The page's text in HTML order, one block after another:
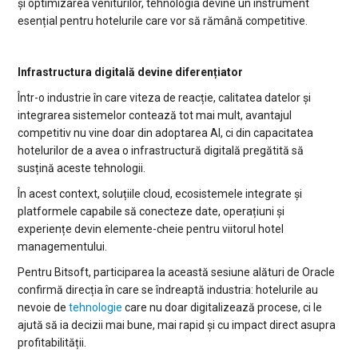
și optimizarea veniturilor, tehnologia devine un instrument
esențial pentru hotelurile care vor să rămână competitive.
Infrastructura digitală devine diferențiator
Într-o industrie în care viteza de reacție, calitatea datelor și
integrarea sistemelor contează tot mai mult, avantajul
competitiv nu vine doar din adoptarea AI, ci din capacitatea
hotelurilor de a avea o infrastructură digitală pregătită să
susțină aceste tehnologii.
În acest context, soluțiile cloud, ecosistemele integrate și
platformele capabile să conecteze date, operațiuni și
experiențe devin elemente-cheie pentru viitorul hotel
managementului.
Pentru Bitsoft, participarea la această sesiune alături de Oracle
confirmă direcția în care se îndreaptă industria: hotelurile au
nevoie detehnologie care nu doar digitalizează procese, ci le
ajută să ia decizii mai bune, mai rapid și cu impact direct asupra
profitabilității.